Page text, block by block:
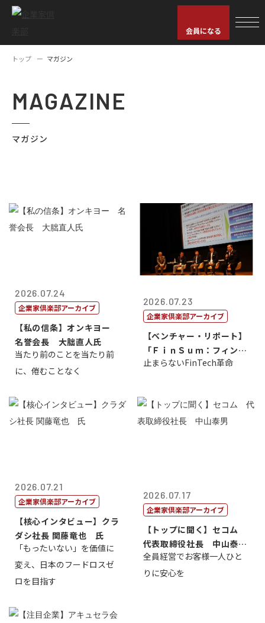
会員になる
トップ マガジン
MAGAZINE
マガジン
2026.07.24
企業家倶楽部アーカイブ
【私の信条】オンキヨー
名誉会長 大朏直人氏
当たり前のことを当たり前
に、倦むことなく
2026.07.23
企業家倶楽部アーカイブ
【ベンチャー・リポート】
「ＦｉｎＳｕｍ：フィンテ
ック・サミッ...
止まらないFinTech革命
2026.07.21
企業家倶楽部アーカイブ
【核心インタビュー】クラ
ダシ社長 関藤竜也 氏
「もったいない」を価値に
変え、日本のフードロスゼ
ロを目指す
2026.07.17
企業家倶楽部アーカイブ
【トップに聞く】セコム
代表取締役社長 中山泰
男
全員経営でお客様一人ひと
りに安心を